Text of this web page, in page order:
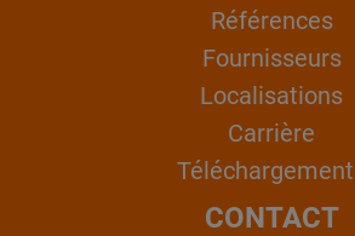
Références
Fournisseurs
Localisations
Carrière
CONTACT